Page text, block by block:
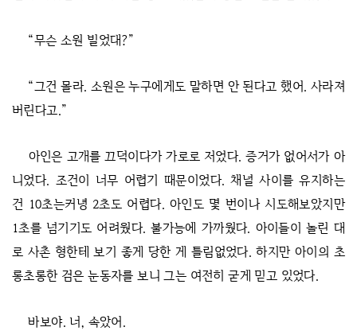
“무슨 소원 빌었대?”
“그건 몰라. 소원은 누구에게도 말하면 안 된다고 했어. 사라져
버린다고.”
아인은 고개를 끄덕이다가 가로로 저었다. 증거가 없어서가 아
니었다. 조건이 너무 어렵기 때문이었다. 채널 사이를 유지하는
건 10초는커녕 2초도 어렵다. 아인도 몇 번이나 시도해보았지만
1초를 넘기기도 어려웠다. 불가능에 가까웠다. 아이들이 놀린 대
로 사촌 형한테 보기 좋게 당한 게 틀림없었다. 하지만 아이의 초
롱초롱한 검은 눈동자를 보니 그는 여전히 굳게 믿고 있었다.
바보야. 너, 속았어.